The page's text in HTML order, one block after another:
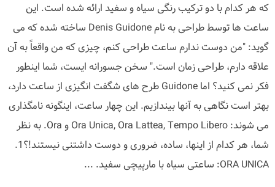
که هر کدام با دو ترکیب رنگی سیاه و سفید ارائه شده است. این
ساعت ها توسط طراحی به نام Denis Guidone ساخته شده که می
گوید: "من دوست ندارم ساعت طراحی کنم، چیزی که من واقعاً به آن
علاقه دارم، طراحی زمان است." سخن جسورانه ایست، شما اینطور
فکر نمی کنید؟ اما Guidone طرح های شگفت انگیزی از ساعت دارد،
بهتر است نگاهی به آنها بیندازیم. این چهار ساعت، اینگونه نامگذاری
می شوند: Ora Unica, Ora Lattea, Tempo Libero و Ora. به نظر
شما، هر کدام از اینها، ساده، ضروری و دوست داشتنی نیستند!؟1.
ORA UNICA: ساعتی سیاه با مارپیچی سفید. ...